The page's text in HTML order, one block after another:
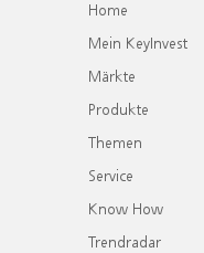
Home
Mein KeyInvest
Märkte
Produkte
Themen
Service
Know How
Trendradar